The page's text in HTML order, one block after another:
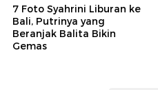
7 Foto Syahrini Liburan ke
Bali, Putrinya yang
Beranjak Balita Bikin
Gemas